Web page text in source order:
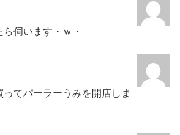
伺います・ｗ・
てパーラーうみを開店しま